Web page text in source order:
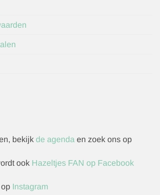
bekijk de agenda en zoek ons op
ook Hazeltjes FAN op Facebook
Instagram